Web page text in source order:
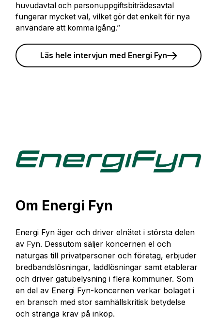
huvudavtal och personuppgiftsbiträdesavtal
fungerar mycket väl, vilket gör det enkelt för nya
användare att komma igång.”
Läs hele intervjun med Energi Fyn
Om Energi Fyn
Energi Fyn äger och driver elnätet i största delen
av Fyn. Dessutom säljer koncernen el och
naturgas till privatpersoner och företag, erbjuder
bredbandslösningar, laddlösningar samt etablerar
och driver gatubelysning i flera kommuner. Som
en del av Energi Fyn-koncernen verkar bolaget i
en bransch med stor samhällskritisk betydelse
och stränga krav på inköp.